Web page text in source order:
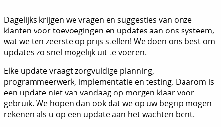
Dagelijks krijgen we vragen en suggesties van onze
klanten voor toevoegingen en updates aan ons systeem,
wat we ten zeerste op prijs stellen! We doen ons best om
updates zo snel mogelijk uit te voeren.
Elke update vraagt zorgvuldige planning,
programmeerwerk, implementatie en testing. Daarom is
een update niet van vandaag op morgen klaar voor
gebruik. We hopen dan ook dat we op uw begrip mogen
rekenen als u op een update aan het wachten bent.